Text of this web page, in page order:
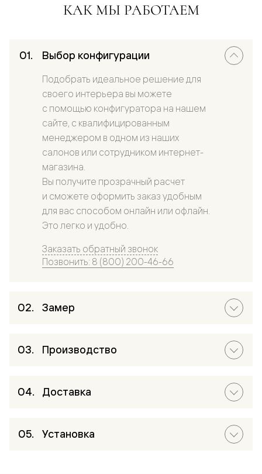
КАК МЫ РАБОТАЕМ
Выбор конфигурации
Подобрать идеальное решение для
своего интерьера вы можете
с помощью конфигуратора на нашем
сайте, с квалифицированным
менеджером в одном из наших
салонов или сотрудником интернет-
магазина.
Вы получите прозрачный расчет
и сможете оформить заказ удобным
для вас способом онлайн или офлайн.
Это легко и удобно.
Заказать обратный звонок
Позвонить: 8 (800) 200-46-66
Замер
Производство
Доставка
Установка